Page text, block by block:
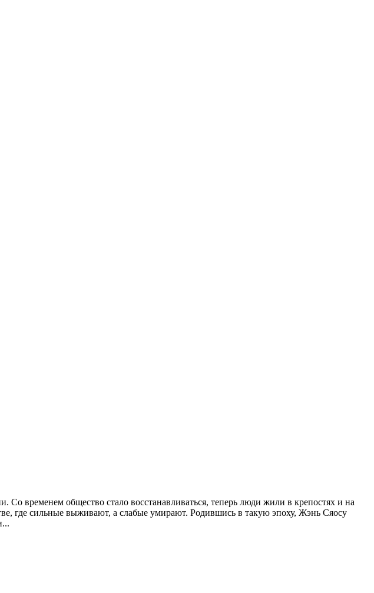
временем общество стало восстанавливаться, теперь люди жили в крепостях и на
где сильные выживают, а слабые умирают. Родившись в такую эпоху, Жэнь Сяосу